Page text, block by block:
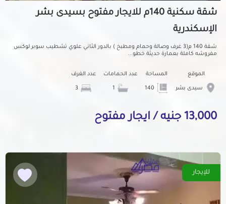
شقة سكنية 140م للايجار مفتوح بسيدى بشر
الإسكندرية
شقة 140 م(3 غرف وصالة وحمام ومطبخ ) بالدور الثاني علوي تشطيب سوبر لوكس
مفروشه كاملة بعمارة حديثة خطو...
الموقع
سيدى بشر
المساحة عدد الحمامات عدد الغرف
13,000 جنيه / ايجار مفتوح
للإيجار